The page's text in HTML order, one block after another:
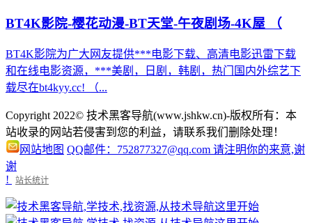
BT4K影院-樱花动漫-BT天堂-午夜剧场-4K屋 （
BT4K影院为广大网友提供***电影下载、高清电影迅雷下载
和在线电影资源，***美剧，日剧，韩剧，热门国内外综艺下
载尽在bt4kyy.cc! （...
Copyright 2022© 技术黑客导航(www.jshkw.cn)-版权所有：本
站收录的网站若侵害到您的利益，请联系我们删除处理！
网站地图 QQ邮件：752877327@qq.com 请注明你的来意,谢
谢
!
站长统计